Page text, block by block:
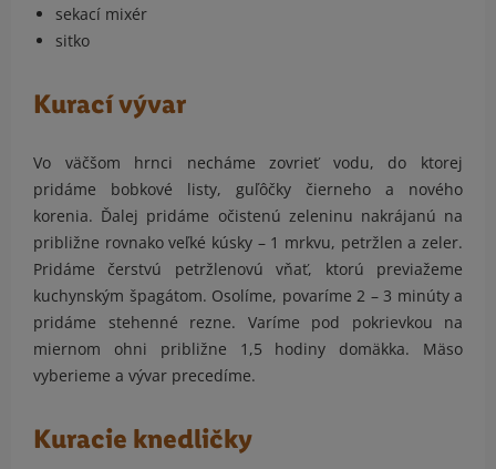
sekací mixér
sitko
Kurací vývar
Vo väčšom hrnci necháme zovrieť vodu, do ktorej
pridáme bobkové listy, guľôčky čierneho a nového
korenia. Ďalej pridáme očistenú zeleninu nakrájanú na
približne rovnako veľké kúsky – 1 mrkvu, petržlen a zeler.
Pridáme čerstvú petržlenovú vňať, ktorú previažeme
kuchynským špagátom. Osolíme, povaríme 2 – 3 minúty a
pridáme stehenné rezne. Varíme pod pokrievkou na
miernom ohni približne 1,5 hodiny domäkka. Mäso
vyberieme a vývar precedíme.
Kuracie knedličky